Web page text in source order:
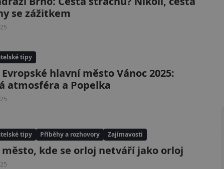
se zážitkem
tipy
hlavní město Vánoc 2025:
atmosféra a Popelka
tipy Příběhy a rozhovory Zajímavosti
město, kde se orloj netváří jako orloj